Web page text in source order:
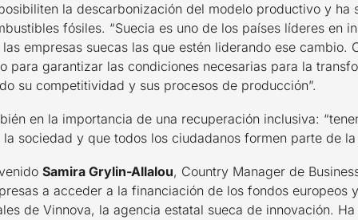
la descarbonización del modelo productivo y ha
fósiles. “Suecia es uno de los países líderes en
empresas suecas las que estén liderando ese cambio.
para garantizar las condiciones necesarias para la
su competitividad y sus procesos de producción”.
en la importancia de una recuperación inclusiva:
sociedad y que todos los ciudadanos formen parte de
Samira Grylin-Allalou, Country Manager de
a acceder a la financiación de los fondos europeos
de Vinnova, la agencia estatal sueca de innovación.